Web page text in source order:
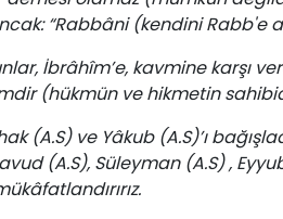
“Rabbâni (kendini Rabb'e
İbrâhîm’e, kavmine karşı
(hükmün ve hikmetin
(A.S) ve Yâkub (A.S)’ı
(A.S), Süleyman (A.S) ,